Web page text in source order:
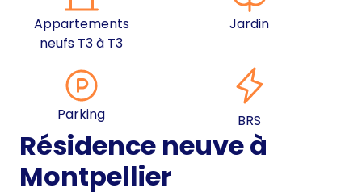
Appartements
neufs T3 à T3
Jardin
Parking BRS
Résidence neuve à
Montpellier